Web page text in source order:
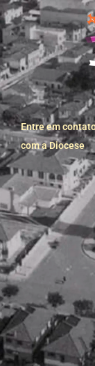
Entre em
com a Diocese